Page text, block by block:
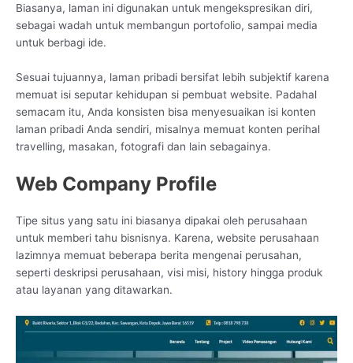
Biasanya, laman ini digunakan untuk mengekspresikan diri,
sebagai wadah untuk membangun portofolio, sampai media
untuk berbagi ide.
Sesuai tujuannya, laman pribadi bersifat lebih subjektif karena
memuat isi seputar kehidupan si pembuat website. Padahal
semacam itu, Anda konsisten bisa menyesuaikan isi konten
laman pribadi Anda sendiri, misalnya memuat konten perihal
travelling, masakan, fotografi dan lain sebagainya.
Web Company Profile
Tipe situs yang satu ini biasanya dipakai oleh perusahaan
untuk memberi tahu bisnisnya. Karena, website perusahaan
lazimnya memuat beberapa berita mengenai perusahan,
seperti deskripsi perusahaan, visi misi, history hingga produk
atau layanan yang ditawarkan.